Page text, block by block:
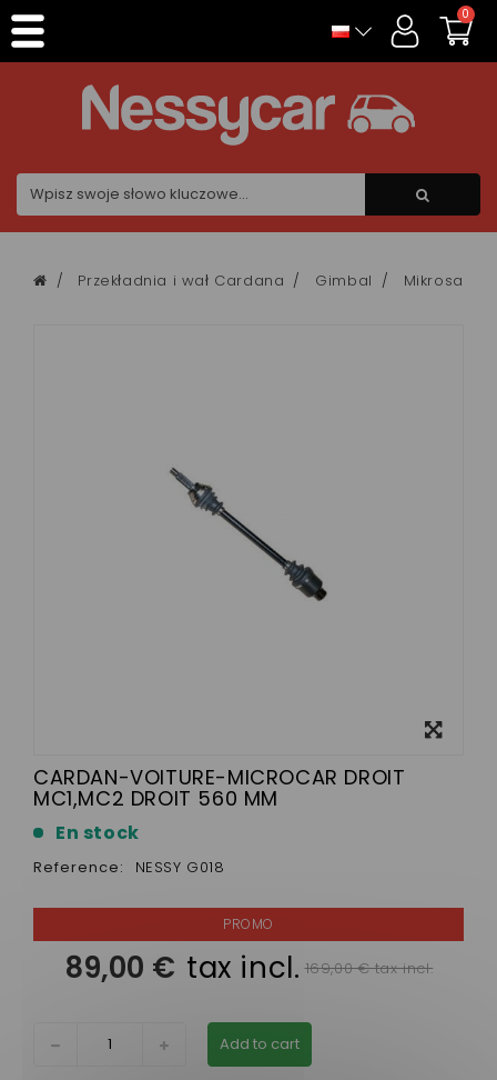
0
Przekładnia i wał Cardana Gimbal
CARDAN-VOITURE-MICROCAR DROIT
MC1,MC2 DROIT 560 MM
En stock
Reference: NESSY G018
89,00 € tax incl. 169,00 € tax incl.
Add to cart
Panel zarządzania plikami cookies